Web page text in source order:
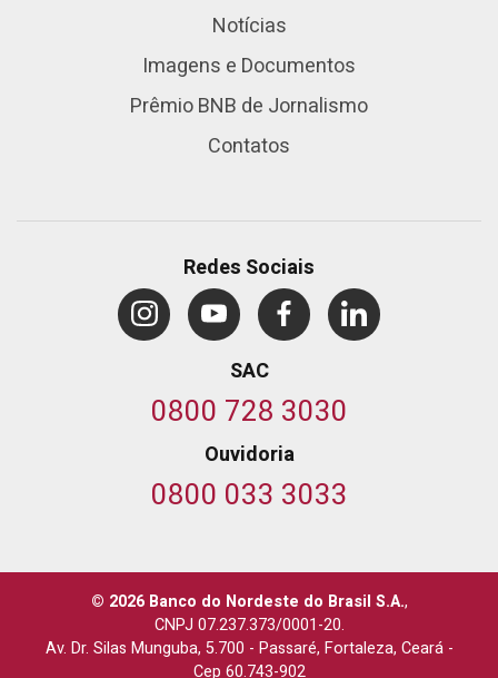
Notícias
Imagens e Documentos
Prêmio BNB de Jornalismo
Contatos
Redes Sociais
SAC
0800 728 3030
Ouvidoria
0800 033 3033
© 2026 Banco do Nordeste do Brasil S.A.,
CNPJ 07.237.373/0001-20.
Av. Dr. Silas Munguba, 5.700 - Passaré, Fortaleza, Ceará-
Cep 60.743-902